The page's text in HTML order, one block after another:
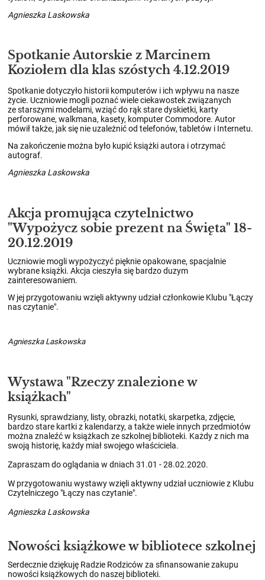
Agnieszka Laskowska
Spotkanie Autorskie z Marcinem
Koziołem dla klas szóstych 4.12.2019
Spotkanie dotyczyło historii komputerów i ich wpływu na nasze
życie. Uczniowie mogli poznać wiele ciekawostek związanych
ze starszymi modelami, wziąć do rąk stare dyskietki, karty
perforowane, walkmana, kasety, komputer Commodore. Autor
mówił także, jak się nie uzależnić od telefonów, tabletów i Internetu.
Na zakończenie można było kupić książki autora i otrzymać
autograf.
Agnieszka Laskowska
Akcja promująca czytelnictwo
"Wypożycz sobie prezent na Święta" 18-
20.12.2019
Uczniowie mogli wypożyczyć pięknie opakowane, spacjalnie
wybrane książki. Akcja cieszyła się bardzo duzym
zainteresowaniem.
W jej przygotowaniu wzięli aktywny udział członkowie Klubu "Łączy
nas czytanie".
Agnieszka Laskowska
Wystawa "Rzeczy znalezione w
książkach"
Rysunki, sprawdziany, listy, obrazki, notatki, skarpetka, zdjęcie,
bardzo stare kartki z kalendarzy, a także wiele innych przedmiotów
można znaleźć w książkach ze szkolnej biblioteki. Każdy z nich ma
swoją historię, każdy miał swojego właściciela.
Zapraszam do oglądania w dniach 31.01 - 28.02.2020.
W przygotowaniu wystawy wzięli aktywny udział uczniowie z Klubu
Czytelniczego "Łączy nas czytanie".
Agnieszka Laskowska
Nowości książkowe w bibliotece szkolnej
Serdecznie dziękuję Radzie Rodziców za sfinansowanie zakupu
nowości książkowych do naszej biblioteki.